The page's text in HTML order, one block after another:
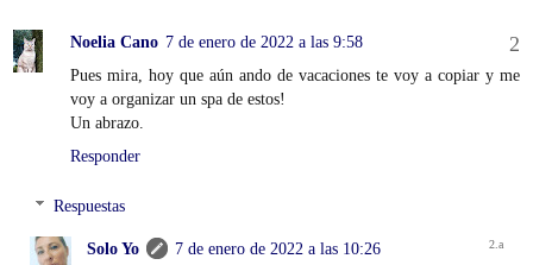
Noelia Cano 7 de enero de 2022 a las 9:58
Pues mira, hoy que aún ando de vacaciones te voy a copiar y me
voy a organizar un spa de estos!
Un abrazo.
Responder
Respuestas
Solo Yo
7 de enero de 2022 a las 10:26